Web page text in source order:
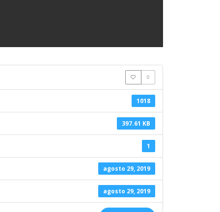
0
1018
397.61 KB
1
agosto 29, 2019
agosto 29, 2019